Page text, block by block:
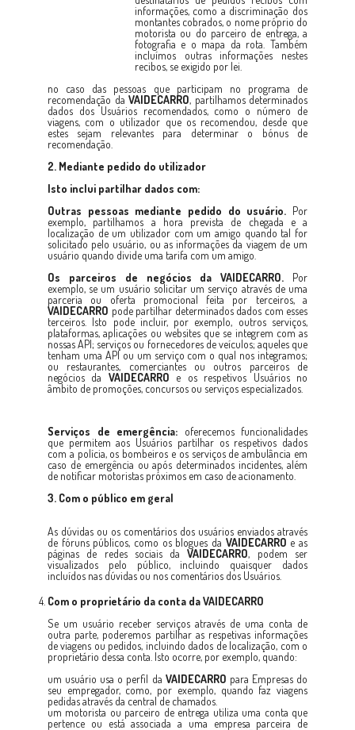
informações, como a discriminação dos
montantes cobrados, o nome próprio do
motorista ou do parceiro de entrega, a
fotografia e o mapa da rota. Também
incluímos outras informações nestes
recibos, se exigido por lei.
no caso das pessoas que participam no programa de
recomendação da VAIDECARRO, partilhamos determinados
dados dos Usuários recomendados, como o número de
viagens, com o utilizador que os recomendou, desde que
estes sejam relevantes para determinar o bónus de
recomendação.
2. Mediante pedido do utilizador
Isto inclui partilhar dados com:
Outras pessoas mediante pedido do usuário. Por
exemplo, partilhamos a hora prevista de chegada e a
localização de um utilizador com um amigo quando tal for
solicitado pelo usuário, ou as informações da viagem de um
usuário quando divide uma tarifa com um amigo.
Os parceiros de negócios daVAIDECARRO. Por
exemplo, se um usuário solicitar um serviço através de uma
parceria ou oferta promocional feita por terceiros, a
VAIDECARRO pode partilhar determinados dados com esses
terceiros. Isto pode incluir, por exemplo, outros serviços,
plataformas, aplicações ou websites que se integrem com as
nossas API; serviços ou fornecedores de veículos; aqueles que
tenham uma API ou um serviço com o qual nos integramos;
ou restaurantes, comerciantes ou outros parceiros de
negócios da VAIDECARRO e os respetivos Usuários no
âmbito de promoções, concursos ou serviços especializados.
Serviços de emergência: oferecemos funcionalidades
que permitem aos Usuários partilhar os respetivos dados
com a polícia, os bombeiros e os serviços de ambulância em
caso de emergência ou após determinados incidentes, além
de notificar motoristas próximos em caso de acionamento.
3. Com o público em geral
As dúvidas ou os comentários dos usuários enviados através
de fóruns públicos, como os blogues da VAIDECARRO e as
páginas de redes sociais daVAIDECARRO, podem ser
visualizados pelo público, incluindo quaisquer dados
incluídos nas dúvidas ou nos comentários dos Usuários.
Com o proprietário da conta daVAIDECARRO
Se um usuário receber serviços através de uma conta de
outra parte, poderemos partilhar as respetivas informações
de viagens ou pedidos, incluindo dados de localização, com o
proprietário dessa conta. Isto ocorre, por exemplo, quando:
um usuário usa o perfil da VAIDECARRO para Empresas do
seu empregador, como, por exemplo, quando faz viagens
pedidas através da central de chamados.
um motorista ou parceiro de entrega utiliza uma conta que
pertence ou está associada a uma empresa parceira de